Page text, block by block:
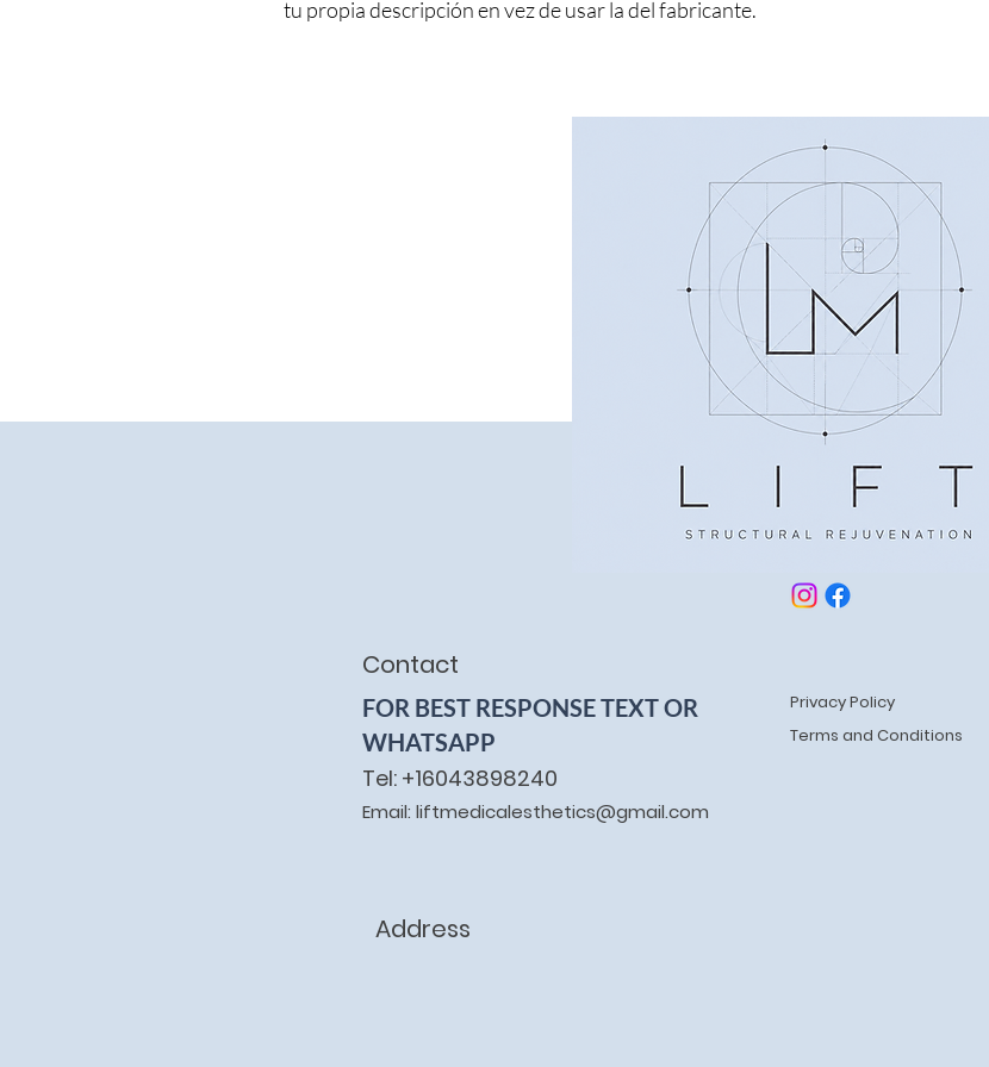
tu propia descripción en vez de usar la del fabricante.
L I F T M E D I C A L E S T H E T I C S
Dr.WILLEM GOUWS
PRIVATE MEDICAL STUDIO
Contact
FOR BEST RESPONSE TEXT OR
WHATSAPP
Privacy Policy
Terms and Conditions
Tel: +16043898240
Email: liftmedicalesthetics@gmail.com
Address